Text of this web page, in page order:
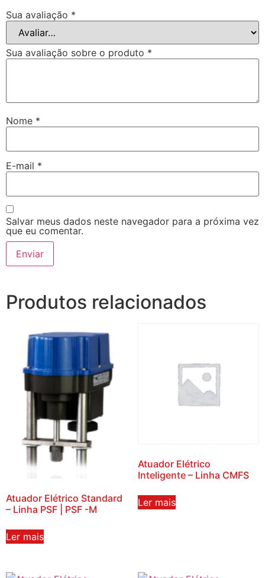
Sua avaliação *
Sua avaliação sobre o produto *
Nome *
E-mail *
Salvar meus dados neste navegador para a próxima vez
que eu comentar.
Produtos relacionados
Atuador Elétrico Standard
– Linha PSF | PSF -M
Ler mais
Atuador Elétrico
Inteligente – Linha CMFS
Ler mais